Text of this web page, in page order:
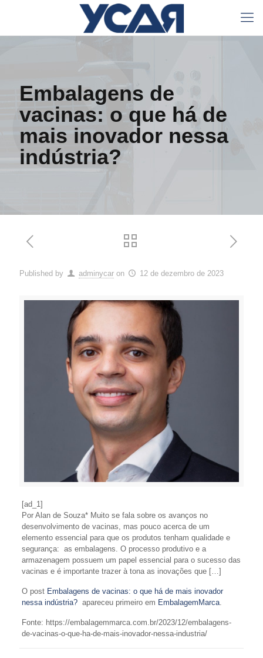
Embalagens de
vacinas: o que há de
mais inovador nessa
indústria?
Published by adminycar on 12 de dezembro de 2023
[ad_1]
Por Alan de Souza* Muito se fala sobre os avanços no
desenvolvimento de vacinas, mas pouco acerca de um
elemento essencial para que os produtos tenham qualidade e
segurança: as embalagens. O processo produtivo e a
armazenagem possuem um papel essencial para o sucesso das
vacinas e é importante trazer à tona as inovações que […]
O post Embalagens de vacinas: o que há de mais inovador
nessa indústria? apareceu primeiro em EmbalagemMarca.
Fonte: https://embalagemmarca.com.br/2023/12/embalagens-
de-vacinas-o-que-ha-de-mais-inovador-nessa-industria/